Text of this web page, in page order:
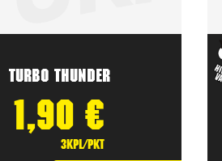
Turbo Thunder
1,90 €
3kpl/pkt